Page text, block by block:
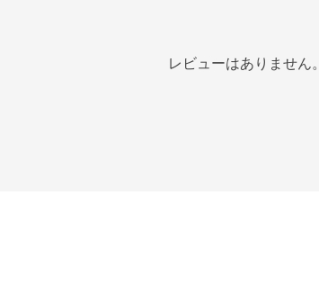
レビューはありません。